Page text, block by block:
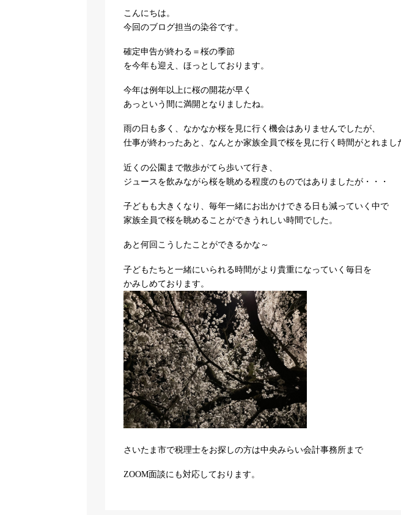
こんにちは。
今回のブログ担当の染谷です。
確定申告が終わる＝桜の季節
を今年も迎え、ほっとしております。
今年は例年以上に桜の開花が早く
あっという間に満開となりましたね。
雨の日も多く、なかなか桜を見に行く機会はありませんでしたが、
仕事が終わったあと、なんとか家族全員で桜を見に行く時間がとれまし
近くの公園まで散歩がてら歩いて行き、
ジュースを飲みながら桜を眺める程度のものではありましたが・・・
子どもも大きくなり、毎年一緒にお出かけできる日も減っていく中で
家族全員で桜を眺めることができうれしい時間でした。
あと何回こうしたことができるかな～
子どもたちと一緒にいられる時間がより貴重になっていく毎日を
かみしめております。
さいたま市で税理士をお探しの方は中央みらい会計事務所まで
ZOOM面談にも対応しております。